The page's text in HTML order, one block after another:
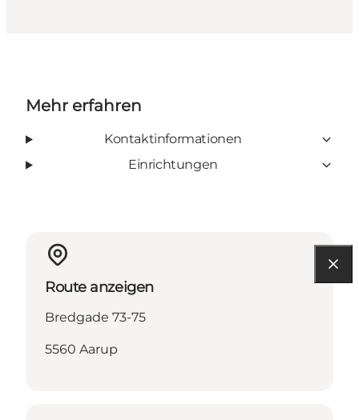
Mehr erfahren
Kontaktinformationen
Einrichtungen
Route anzeigen
Bredgade 73-75
5560 Aarup